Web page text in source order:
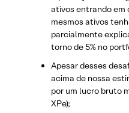
ativos entrando em
mesmos ativos
parcialmente
torno de 5% no
Apesar desses
acima de nossa
por um lucro bruto
XPe);